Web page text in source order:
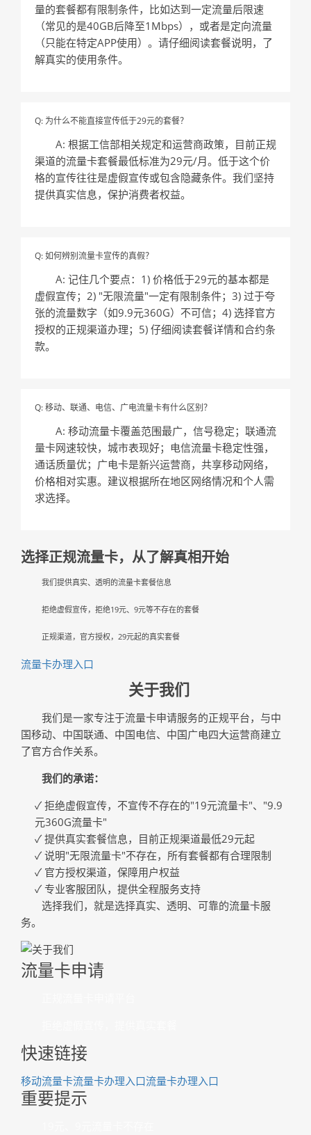
量的套餐都有限制条件，比如达到一定流量后限速
（常见的是40GB后降至1Mbps），或者是定向流量
（只能在特定APP使用）。请仔细阅读套餐说明，了
解真实的使用条件。
Q: 为什么不能直接宣传低于29元的套餐？
A: 根据工信部相关规定和运营商政策，目前正规
渠道的流量卡套餐最低标准为29元/月。低于这个价
格的宣传往往是虚假宣传或包含隐藏条件。我们坚持
提供真实信息，保护消费者权益。
Q: 如何辨别流量卡宣传的真假？
A: 记住几个要点：1) 价格低于29元的基本都是
虚假宣传；2) "无限流量"一定有限制条件；3) 过于夸
张的流量数字（如9.9元360G）不可信；4) 选择官方
授权的正规渠道办理；5) 仔细阅读套餐详情和合约条
款。
Q: 移动、联通、电信、广电流量卡有什么区别？
A: 移动流量卡覆盖范围最广，信号稳定；联通流
量卡网速较快，城市表现好；电信流量卡稳定性强，
通话质量优；广电卡是新兴运营商，共享移动网络，
价格相对实惠。建议根据所在地区网络情况和个人需
求选择。
选择正规流量卡，从了解真相开始
我们提供真实、透明的流量卡套餐信息
拒绝虚假宣传，拒绝19元、9元等不存在的套餐
正规渠道，官方授权，29元起的真实套餐
流量卡办理入口
关于我们
我们是一家专注于流量卡申请服务的正规平台，与中
国移动、中国联通、中国电信、中国广电四大运营商建立
了官方合作关系。
我们的承诺：
✓ 拒绝虚假宣传，不宣传不存在的"19元流量卡"、"9.9
元360G流量卡"
✓ 提供真实套餐信息，目前正规渠道最低29元起
✓ 说明"无限流量卡"不存在，所有套餐都有合理限制
✓ 官方授权渠道，保障用户权益
✓ 专业客服团队，提供全程服务支持
选择我们，就是选择真实、透明、可靠的流量卡服
务。
流量卡申请
快速链接
移动流量卡流量卡办理入口流量卡办理入口
重要提示